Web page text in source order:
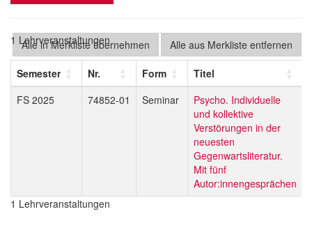
Alle aus Merkliste entfernen
Alle in Merkliste übernehmen
1 Lehrveranstaltungen
Semester Nr. Form Titel
FS 2025
74852-01 Seminar
Psycho. Individuelle
und kollektive
Verstörungen in der
neuesten
Gegenwartsliteratur.
Mit fünf
Autor:innengesprächen
1 Lehrveranstaltungen